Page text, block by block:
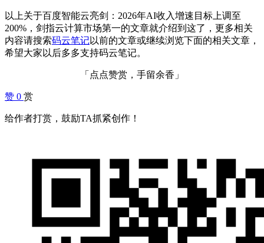
以上关于百度智能云亮剑：2026年AI收入增速目标上调至
200%，剑指云计算市场第一的文章就介绍到这了，更多相关
内容请搜索码云笔记以前的文章或继续浏览下面的相关文章，
希望大家以后多多支持码云笔记。
「点点赞赏，手留余香」
赞 0 赏
给作者打赏，鼓励TA抓紧创作！